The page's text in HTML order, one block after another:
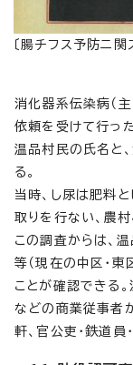
〔腸チフス予防ニ関
消化器系伝染病（
依頼を受けて行っ
温品村民の氏名と
る。
当時、し尿は肥料
取りを行ない、農村
この調査からは、温
等（現在の中区・
ことが確認できる
などの商業従事者
軒、官公吏・鉄道